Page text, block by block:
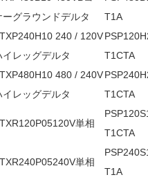
ーグラウンドデルタ
T1A
240 / 120V
イレッグデルタ
T1CTA
480 / 240V
イレッグデルタ
T1CTA
単相
T1CTA
単相
T1A